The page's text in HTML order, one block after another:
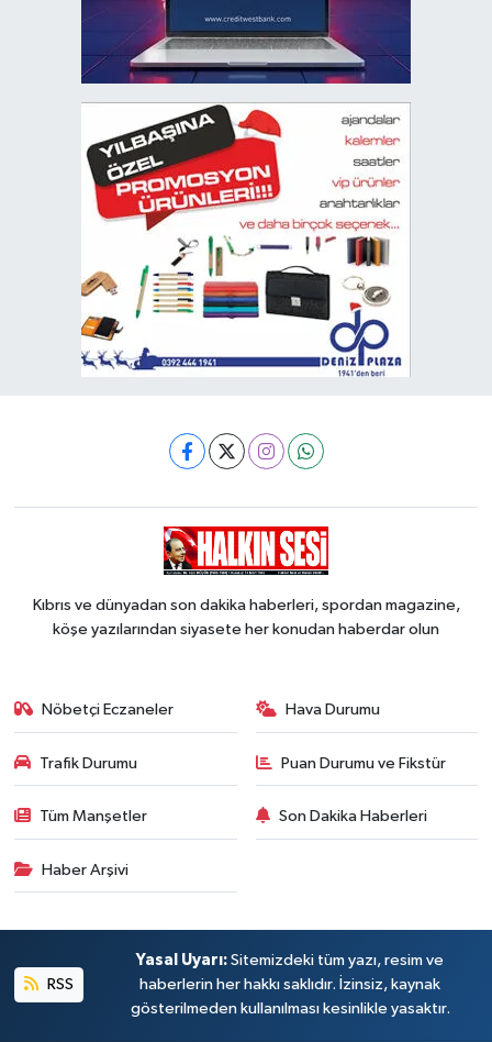
Kıbrıs ve dünyadan son dakika haberleri, spordan magazine,
köşe yazılarından siyasete her konudan haberdar olun
Nöbetçi Eczaneler Hava Durumu
Trafik Durumu Puan Durumu ve Fikstür
Tüm Manşetler Son Dakika Haberleri
Haber Arşivi
RSS
Yasal Uyarı: Sitemizdeki tüm yazı, resim ve
haberlerin her hakkı saklıdır. İzinsiz, kaynak
gösterilmeden kullanılması kesinlikle yasaktır.